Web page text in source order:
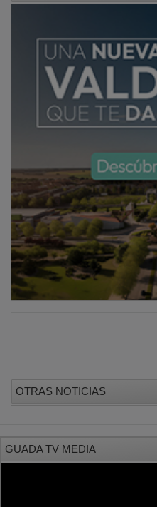
OTRAS NOTICIAS
GUADA TV MEDIA